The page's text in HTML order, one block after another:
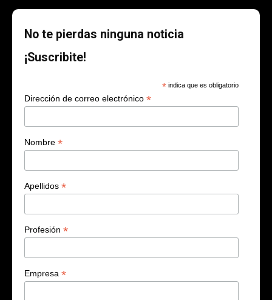
No te pierdas ninguna noticia
¡Suscribite!
* indica que es obligatorio
Dirección de correo electrónico *
Nombre *
Apellidos *
Profesión *
Empresa *